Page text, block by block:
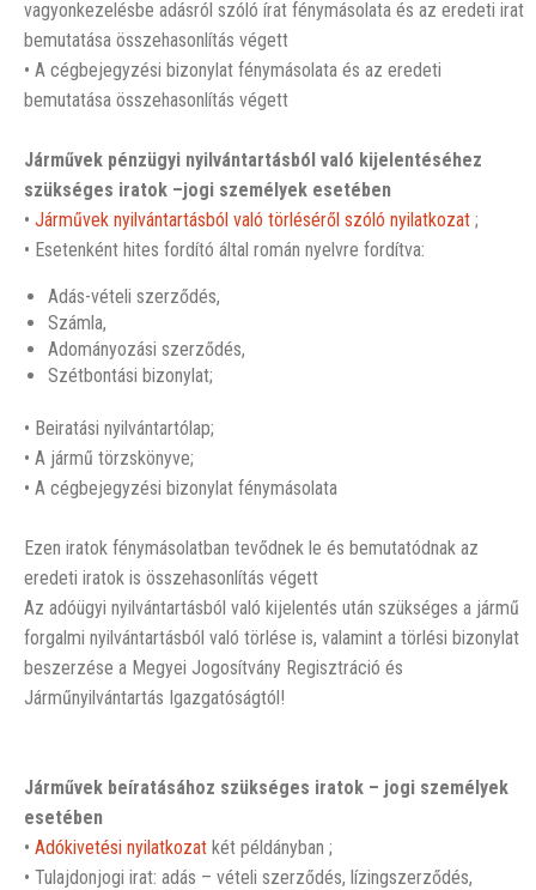
vagyonkezelésbe adásról szóló írat fénymásolata és az eredeti irat
bemutatása összehasonlítás végett
• A cégbejegyzési bizonylat fénymásolata és az eredeti
bemutatása összehasonlítás végett
Járművek pénzügyi nyilvántartásból való kijelentéséhez
szükséges iratok –jogi személyek esetében
• Járművek nyilvántartásból való törléséről szóló nyilatkozat ;
• Esetenként hites fordító által román nyelvre fordítva:
Adás-vételi szerződés,
Számla,
Adományozási szerződés,
Szétbontási bizonylat;
• Beiratási nyilvántartólap;
• A jármű törzskönyve;
• A cégbejegyzési bizonylat fénymásolata
Ezen iratok fénymásolatban tevődnek le és bemutatódnak az
eredeti iratok is összehasonlítás végett
Az adóügyi nyilvántartásból való kijelentés után szükséges a jármű
forgalmi nyilvántartásból való törlése is, valamint a törlési bizonylat
beszerzése a Megyei Jogosítvány Regisztráció és
Járműnyilvántartás Igazgatóságtól!
Járművek beíratásához szükséges iratok – jogi személyek
esetében
• Adókivetési nyilatkozat két példányban ;
• Tulajdonjogi irat: adás – vételi szerződés, lízingszerződés,